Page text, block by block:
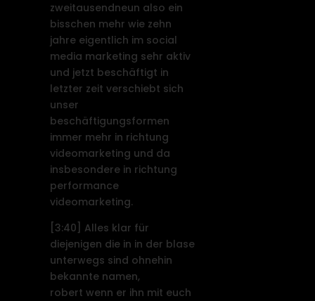
zweitausendneun also ein
bisschen mehr wie zehn
jahre eigentlich im social
media marketing sehr aktiv
und jetzt beschäftigt in
letzter zeit verschiebt sich
unser
beschäftigungsformen
immer mehr in richtung
videomarketing und da
insbesondere in richtung
performance
videomarketing.
[3:40]
Alles klar für
diejenigen die in in der blase
unterwegs sind ohnehin
bekannte namen,
robert wenn er ihn mit euch